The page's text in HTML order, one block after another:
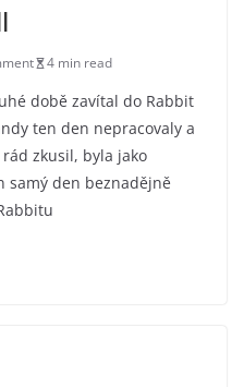
4 min read
době zavítal do Rabbit
ten den nepracovaly a
zkusil, byla jako
samý den beznadějně